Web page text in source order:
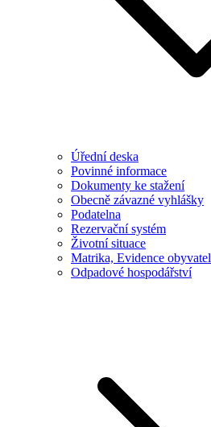
Úřední deska
Povinné informace
Dokumenty ke stažení
Obecně závazné vyhlášky
Podatelna
Rezervační systém
Životní situace
Matrika, Evidence obyvatel
Odpadové hospodářství